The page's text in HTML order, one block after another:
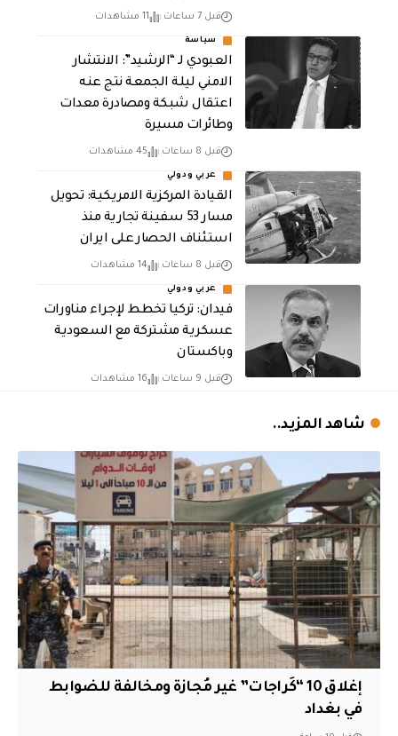
قبل 7 ساعات 11 مشاهدات
سياسة
العبودي لـ “الرشيد”: الانتشار
الامني ليلة الجمعة نتج عنه
اعتقال شبكة ومصادرة معدات
وطائرات مسيرة
قبل 8 ساعات 45 مشاهدات
عربي ودولي
القيادة المركزية الامريكية: تحويل
مسار 53 سفينة تجارية منذ
استئناف الحصار على ايران
قبل 8 ساعات 14 مشاهدات
عربي ودولي
فيدان: تركيا تخطط لإجراء مناورات
عسكرية مشتركة مع السعودية
وباكستان
قبل 9 ساعات 16 مشاهدات
شاهد المزيد..
إغلاق 10 “كَراجات” غير مُجازة ومخالفة للضوابط
في بغداد